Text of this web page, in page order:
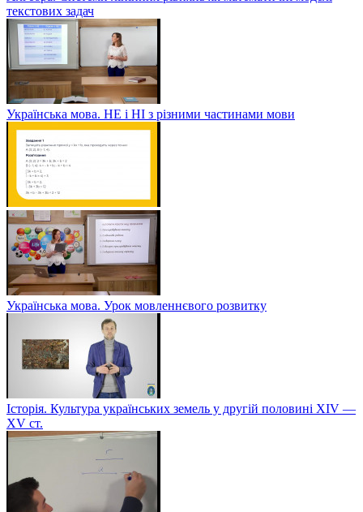
текстових задач
Українська мова. НЕ і НІ з різними частинами мови
Українська мова. Урок мовленнєвого розвитку
Історія. Культура українських земель у другій половині XIV —
XV ст.